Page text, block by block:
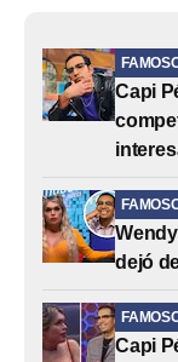
Capi
dejó
Capi